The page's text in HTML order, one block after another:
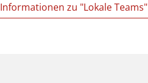
Informationen zu "Lokale Teams"